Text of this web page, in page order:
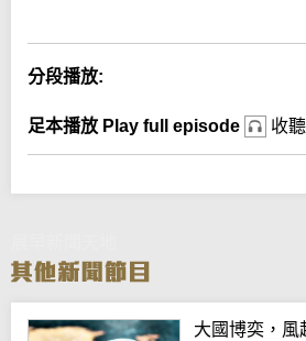
分段播放:
足本播放 Play full episode 收聽
大國博奕，風